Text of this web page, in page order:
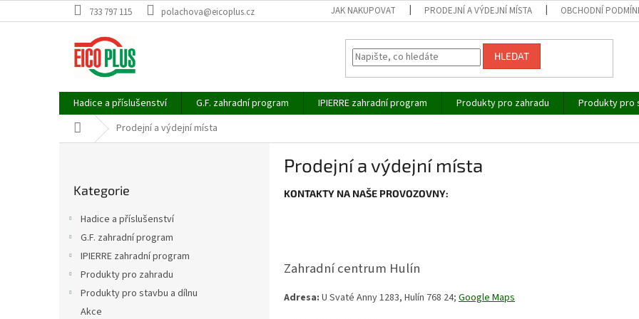
na
733 797 115 polachova@eicoplus.cz JAK NAKUPOVAT PRODEJNÍ A VÝDEJNÍ MÍSTA OBCHODNÍ
HLEDAT
Hadice a příslušenství G.F. zahradní program IPIERRE zahradní program Produkty pro zahradu Produkty pro
Domů Prodejní a výdejní místa
kategorie
Kategorie
Hadice a příslušenství
G.F. zahradní program
IPIERRE zahradní program
Produkty pro zahradu
Produkty pro stavbu a dílnu
Akce
Prodejní a výdejní místa
KONTAKTY NA NAŠE PROVOZOVNY:
Zahradní centrum Hulín
Adresa: U Svaté Anny 1283, Hulín 768 24; Google Maps